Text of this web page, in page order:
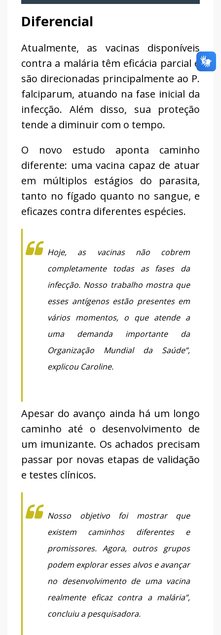
Diferencial
Atualmente, as vacinas disponíveis
contra a malária têm eficácia parcial e
são direcionadas principalmente ao P.
falciparum, atuando na fase inicial da
infecção. Além disso, sua proteção
tende a diminuir com o tempo.
O novo estudo aponta caminho
diferente: uma vacina capaz de atuar
em múltiplos estágios do parasita,
tanto no fígado quanto no sangue, e
eficazes contra diferentes espécies.
Hoje, as vacinas não cobrem
completamente todas as fases da
infecção. Nosso trabalho mostra que
esses antígenos estão presentes em
vários momentos, o que atende a
uma demanda importante da
Organização Mundial da Saúde”,
explicou Caroline.
Apesar do avanço ainda há um longo
caminho até o desenvolvimento de
um imunizante. Os achados precisam
passar por novas etapas de validação
e testes clínicos.
Nosso objetivo foi mostrar que
existem caminhos diferentes e
promissores. Agora, outros grupos
podem explorar esses alvos e avançar
no desenvolvimento de uma vacina
realmente eficaz contra a malária”,
concluiu a pesquisadora.